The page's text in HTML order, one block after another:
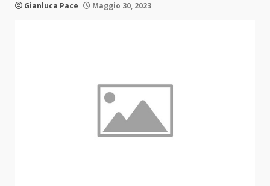
Gianluca Pace Maggio 30, 2023